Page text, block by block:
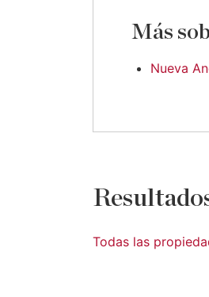
Más
Nueva
Todas las